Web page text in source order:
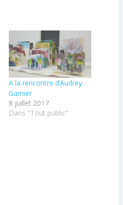
A la rencontre d’Audrey
Garnier
8 juillet 2017
Dans "Tout public"